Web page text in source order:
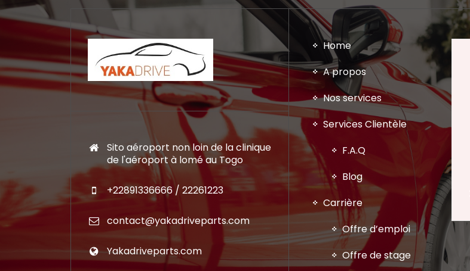
Sito aéroport non loin de la clinique
de l'aéroport à lomé au Togo
+22891336666 / 22261223
contact@yakadriveparts.com
Yakadriveparts.com
Home
A propos
Nos services
Services Clientèle
F.A.Q
Blog
Carrière
Offre d’emploi
Offre de stage